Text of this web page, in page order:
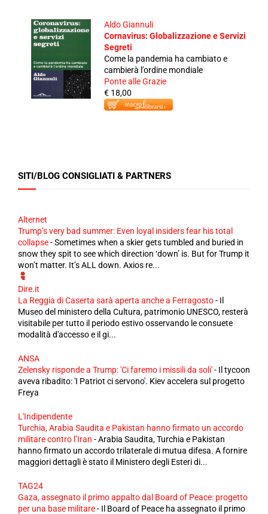
Aldo Giannuli
Cornavirus: Globalizzazione e Servizi
Segreti
Come la pandemia ha cambiato e
cambierà l'ordine mondiale
Ponte alle Grazie
€ 18,00
SITI/BLOG CONSIGLIATI & PARTNERS
Alternet
Trump’s very bad summer: Even loyal insiders fear his total
collapse-Sometimes when a skier gets tumbled and buried in
snow they spit to see which direction ‘down’ is. But for Trump it
won’t matter. It’s ALL down. Axios re...
Dire.it
La Reggia di Caserta sarà aperta anche a Ferragosto- Il
Museo del ministero della Cultura, patrimonio UNESCO, resterà
visitabile per tutto il periodo estivo osservando le consuete
modalità d'accesso e il gi...
ANSA
Zelensky risponde a Trump: 'Ci faremo i missili da soli'- Il tycoon
aveva ribadito: 'I Patriot ci servono'. Kiev accelera sul progetto
Freya
L'Indipendente
Turchia, Arabia Saudita e Pakistan hanno firmato un accordo
militare contro l’Iran -Arabia Saudita, Turchia e Pakistan
hanno firmato un accordo trilaterale di mutua difesa. A fornire
maggiori dettagli è stato il Ministero degli Esteri di...
TAG24
Gaza, assegnato il primo appalto dal Board of Peace: progetto
per una base militare- Il Board of Peace ha assegnato il primo